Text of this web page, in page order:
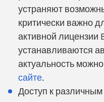
устраняют
критически важно
активной лицензии
устанавливаются
актуальность
сайте.
Доступ к